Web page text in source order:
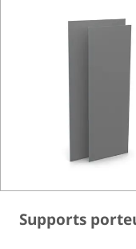
Supports